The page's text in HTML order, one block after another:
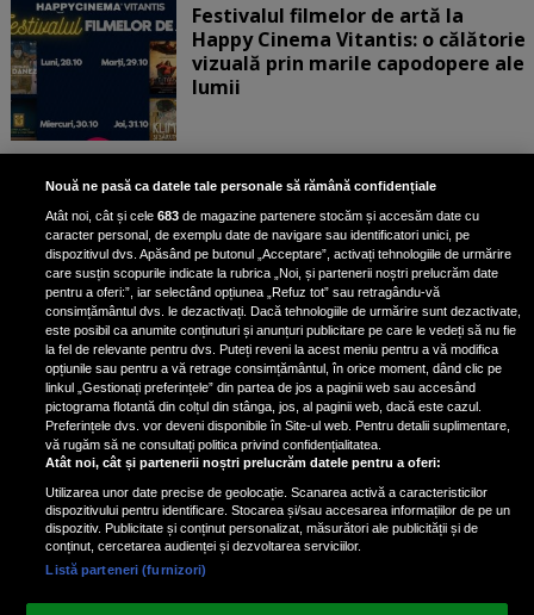
Festivalul filmelor de artă la
Happy Cinema Vitantis: o călătorie
vizuală prin marile capodopere ale
lumii
Proiecție specială a filmului
Retreat Vama Veche, în prezența
echipei, la Happy Cinema Vitantis!
Povestiri din pământ și hârtie /
Copilul tuturor - Două invitații la
teatru!
Vă prezentăm programul de joi,...
Nouă ne pasă ca datele tale personale să rămână confidențiale
Atât noi, cât și cele683 de magazine partenere stocăm și accesăm date cu
caracter personal, de exemplu date de navigare sau identificatori unici, pe
dispozitivul dvs. Apăsând pe butonul „Acceptare”, activați tehnologiile de urmărire
care susțin scopurile indicate la rubrica „Noi, și partenerii noștri prelucrăm date
pentru a oferi:”, iar selectând opțiunea „Refuz tot” sau retragându-vă
consimțământul dvs. le dezactivați. Dacă tehnologiile de urmărire sunt dezactivate,
este posibil ca anumite conținuturi și anunțuri publicitare pe care le vedeți să nu fie
la fel de relevante pentru dvs. Puteți reveni la acest meniu pentru a vă modifica
opțiunile sau pentru a vă retrage consimțământul, în orice moment, dând clic pe
linkul „Gestionați preferințele” din partea de jos a paginii web sau accesând
pictograma flotantă din colțul din stânga, jos, al paginii web, dacă este cazul.
Preferințele dvs. vor deveni disponibile în Site-ul web. Pentru detalii suplimentare,
vă rugăm să ne consultați politica privind confidențialitatea.
Atât noi, cât și partenerii noștri prelucrăm datele pentru a oferi:
Utilizarea unor date precise de geolocație. Scanarea activă a caracteristicilor
dispozitivului pentru identificare. Stocarea și/sau accesarea informațiilor de pe un
dispozitiv. Publicitate și conținut personalizat, măsurători ale publicității și de
conținut, cercetarea audienței și dezvoltarea serviciilor.
Listă parteneri (furnizori)